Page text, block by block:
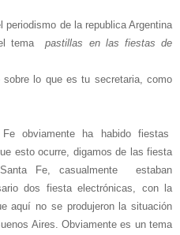
periodismo de la republica Argentina
el temapastillas en las fiestas de
lo que es tu secretaria, como
obviamente ha habido fiestas
esto ocurre, digamos de las fiesta
Fe, casualmente estaban
dos fiesta electrónicas, con la
aquí no se produjeron la situación
Aires. Obviamente es un tema